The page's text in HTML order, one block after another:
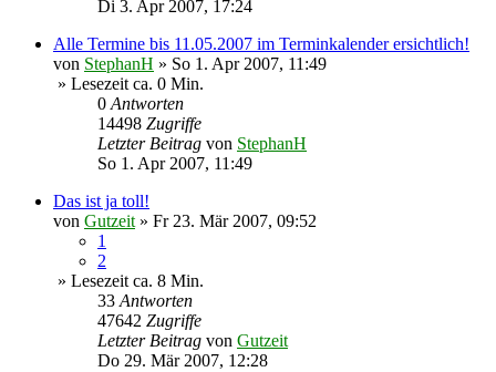
Di 3. Apr 2007, 17:24
Alle Termine bis 11.05.2007 im Terminkalender ersichtlich!
von StephanH » So 1. Apr 2007, 11:49
» Lesezeit ca. 0 Min.
0Antworten
14498 Zugriffe
Letzter Beitrag von StephanH
So 1. Apr 2007, 11:49
Das ist ja toll!
von Gutzeit» Fr 23. Mär 2007, 09:52
1
2
» Lesezeit ca. 8 Min.
33Antworten
47642 Zugriffe
Letzter Beitrag von Gutzeit
Do 29. Mär 2007, 12:28